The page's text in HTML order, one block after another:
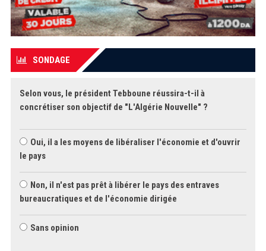
SONDAGE
Selon vous, le président Tebboune réussira-t-il à
concrétiser son objectif de "L'Algérie Nouvelle" ?
Oui, il a les moyens de libéraliser l'économie et d'ouvrir
le pays
Non, il n'est pas prêt à libérer le pays des entraves
bureaucratiques et de l'économie dirigée
Sans opinion